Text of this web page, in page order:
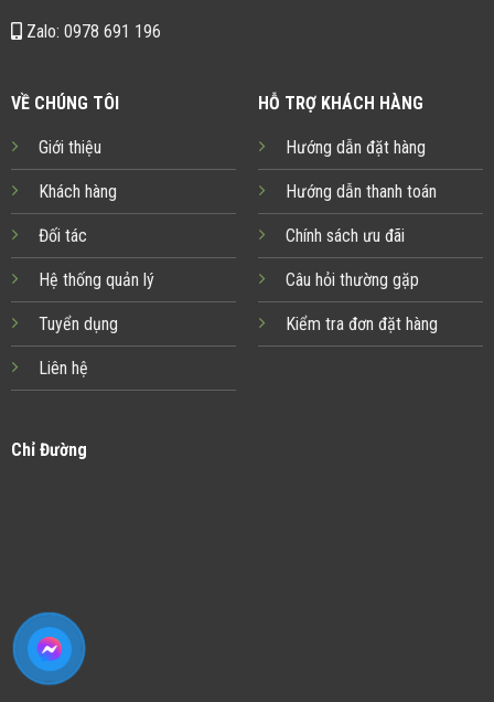
Zalo: 0978 691 196
VỀ CHÚNG TÔI
Giới thiệu
Khách hàng
Đối tác
Hệ thống quản lý
Tuyển dụng
Liên hệ
HỖ TRỢ KHÁCH HÀNG
Hướng dẫn đặt hàng
Hướng dẫn thanh toán
Chính sách ưu đãi
Câu hỏi thường gặp
Kiểm tra đơn đặt hàng
Chỉ Đường